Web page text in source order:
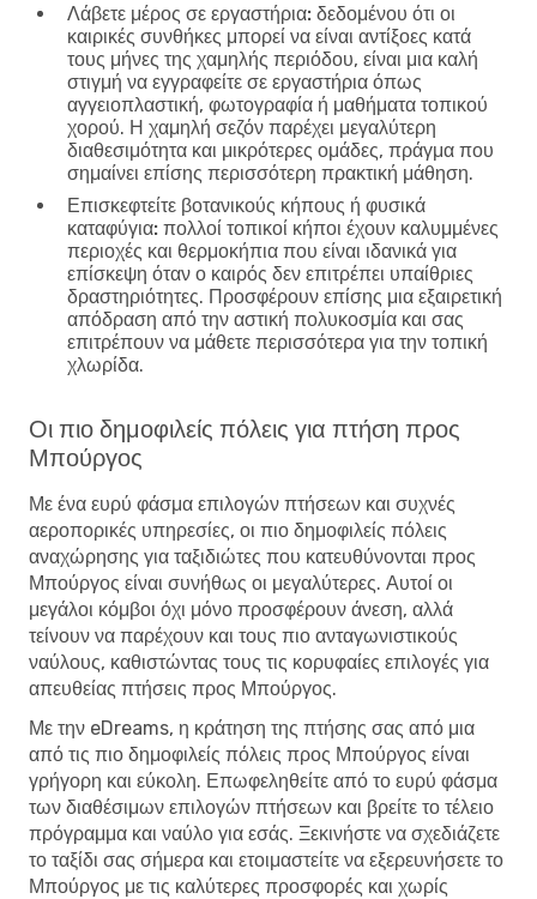
Λάβετε μέρος σε εργαστήρια: δεδομένου ότι οι
καιρικές συνθήκες μπορεί να είναι αντίξοες κατά
τους μήνες της χαμηλής περιόδου, είναι μια καλή
στιγμή να εγγραφείτε σε εργαστήρια όπως
αγγειοπλαστική, φωτογραφία ή μαθήματα τοπικού
χορού. Η χαμηλή σεζόν παρέχει μεγαλύτερη
διαθεσιμότητα και μικρότερες ομάδες, πράγμα που
σημαίνει επίσης περισσότερη πρακτική μάθηση.
Επισκεφτείτε βοτανικούς κήπους ή φυσικά
καταφύγια: πολλοί τοπικοί κήποι έχουν καλυμμένες
περιοχές και θερμοκήπια που είναι ιδανικά για
επίσκεψη όταν ο καιρός δεν επιτρέπει υπαίθριες
δραστηριότητες. Προσφέρουν επίσης μια εξαιρετική
απόδραση από την αστική πολυκοσμία και σας
επιτρέπουν να μάθετε περισσότερα για την τοπική
χλωρίδα.
Οι πιο δημοφιλείς πόλεις για πτήση προς
Μπούργος
Με ένα ευρύ φάσμα επιλογών πτήσεων και συχνές
αεροπορικές υπηρεσίες, οι πιο δημοφιλείς πόλεις
αναχώρησης για ταξιδιώτες που κατευθύνονται προς
Μπούργος είναι συνήθως οι μεγαλύτερες. Αυτοί οι
μεγάλοι κόμβοι όχι μόνο προσφέρουν άνεση, αλλά
τείνουν να παρέχουν και τους πιο ανταγωνιστικούς
ναύλους, καθιστώντας τους τις κορυφαίες επιλογές για
απευθείας πτήσεις προς Μπούργος.
Με την eDreams, η κράτηση της πτήσης σας από μια
από τις πιο δημοφιλείς πόλεις προς Μπούργος είναι
γρήγορη και εύκολη. Επωφεληθείτε από το ευρύ φάσμα
των διαθέσιμων επιλογών πτήσεων και βρείτε το τέλειο
πρόγραμμα και ναύλο για εσάς. Ξεκινήστε να σχεδιάζετε
το ταξίδι σας σήμερα και ετοιμαστείτε να εξερευνήσετε το
Μπούργος με τις καλύτερες προσφορές και χωρίς